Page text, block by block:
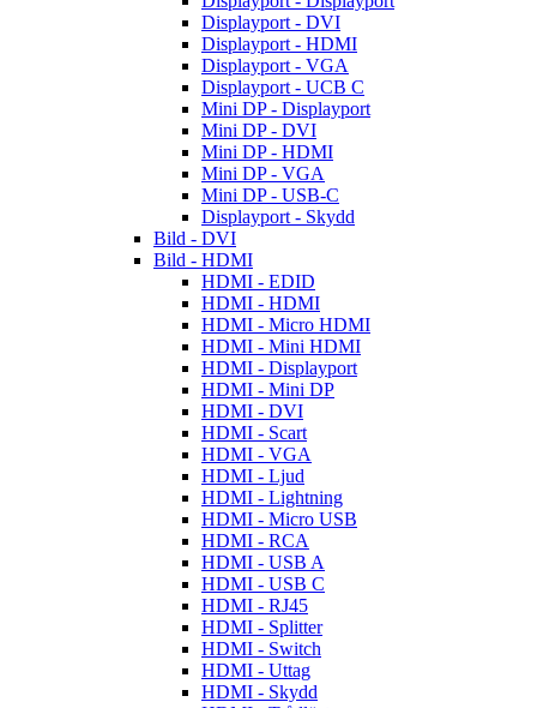
Displayport - DVI
Displayport - HDMI
Displayport - VGA
Displayport - UCB C
Mini DP - Displayport
Mini DP - DVI
Mini DP - HDMI
Mini DP - VGA
Mini DP - USB-C
Displayport - Skydd
Bild - DVI
Bild - HDMI
HDMI - EDID
HDMI - HDMI
HDMI - Micro HDMI
HDMI - Mini HDMI
HDMI - Displayport
HDMI - Mini DP
HDMI - DVI
HDMI - Scart
HDMI - VGA
HDMI - Ljud
HDMI - Lightning
HDMI - Micro USB
HDMI - RCA
HDMI - USB A
HDMI - USB C
HDMI - RJ45
HDMI - Splitter
HDMI - Switch
HDMI - Uttag
HDMI - Skydd